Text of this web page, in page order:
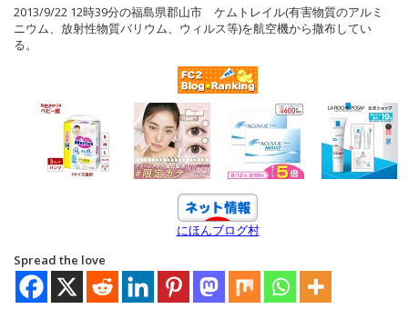
2013/9/22 12時39分の福島県郡山市 ケムトレイル(有害物質のアルミ
ニウム、放射性物質バリウム、ウィルス等)を航空機か­ら撒布してい
る。
にほんブログ村
Spread the love